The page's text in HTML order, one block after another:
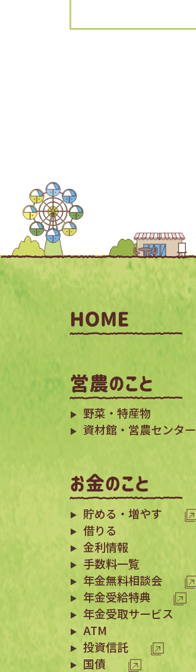
野菜・特産物
資材館・営農センター
貯める・増やす
借りる
金利情報
手数料一覧
年金無料相談会
年金受給特典
年金受取サービス
ATM
投資信託
国債